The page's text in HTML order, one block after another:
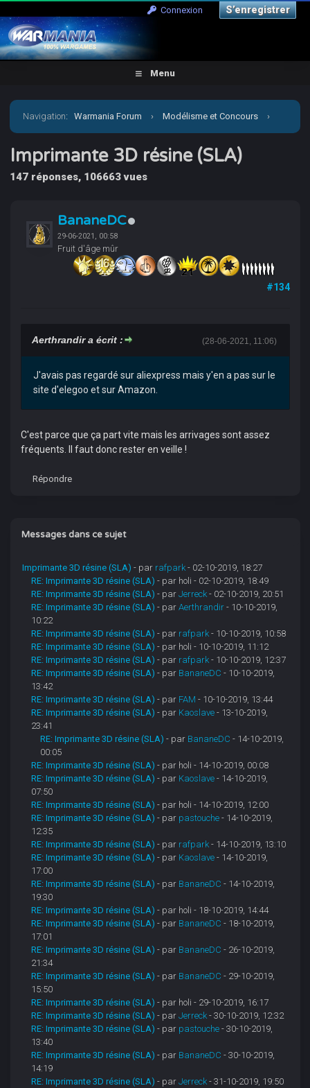
Connexion S’enregistrer
Menu
Navigation:Warmania Forum › Modélisme et Concours ›
Aide, Tutos, Impression 3D Imprimante 3D résine (SLA)
Imprimante 3D résine (SLA)
147 réponses, 106663 vues
BananeDC
29-06-2021, 00:58
Fruit d'âge mûr
#134
(28-06-2021, 11:06)
Aerthrandir a écrit :
J'avais pas regardé sur aliexpress mais y'en a pas sur le
site d'elegoo et sur Amazon.
C'est parce que ça part vite mais les arrivages sont assez
fréquents. Il faut donc rester en veille !
Répondre
Messages dans ce sujet
Imprimante 3D résine (SLA) - par rafpark - 02-10-2019, 18:27
RE: Imprimante 3D résine (SLA) - par holi - 02-10-2019, 18:49
RE: Imprimante 3D résine (SLA) - parJerreck - 02-10-2019, 20:51
RE: Imprimante 3D résine (SLA) - parAerthrandir - 10-10-2019,
10:22
RE: Imprimante 3D résine (SLA) - par rafpark - 10-10-2019, 10:58
RE: Imprimante 3D résine (SLA) - par holi - 10-10-2019, 11:12
RE: Imprimante 3D résine (SLA) - par rafpark - 10-10-2019, 12:37
RE: Imprimante 3D résine (SLA) - par BananeDC - 10-10-2019,
13:42
RE: Imprimante 3D résine (SLA) - par FAM - 10-10-2019, 13:44
RE: Imprimante 3D résine (SLA) - par Kaoslave - 13-10-2019,
23:41
RE: Imprimante 3D résine (SLA) - par BananeDC - 14-10-2019,
00:05
RE: Imprimante 3D résine (SLA) - par holi - 14-10-2019, 00:08
RE: Imprimante 3D résine (SLA) - par Kaoslave - 14-10-2019,
07:50
RE: Imprimante 3D résine (SLA) - par holi - 14-10-2019, 12:00
RE: Imprimante 3D résine (SLA) - par pastouche - 14-10-2019,
12:35
RE: Imprimante 3D résine (SLA) - par rafpark - 14-10-2019, 13:10
RE: Imprimante 3D résine (SLA) - par Kaoslave - 14-10-2019,
17:00
RE: Imprimante 3D résine (SLA) - par BananeDC - 14-10-2019,
19:30
RE: Imprimante 3D résine (SLA) - par holi - 18-10-2019, 14:44
RE: Imprimante 3D résine (SLA) - par BananeDC - 18-10-2019,
17:01
RE: Imprimante 3D résine (SLA) - par BananeDC - 26-10-2019,
21:34
RE: Imprimante 3D résine (SLA) - par BananeDC - 29-10-2019,
15:50
RE: Imprimante 3D résine (SLA) - par holi - 29-10-2019, 16:17
RE: Imprimante 3D résine (SLA) - parJerreck - 30-10-2019, 12:32
RE: Imprimante 3D résine (SLA) - par pastouche - 30-10-2019,
13:40
RE: Imprimante 3D résine (SLA) - par BananeDC - 30-10-2019,
14:19
RE: Imprimante 3D résine (SLA) - parJerreck - 31-10-2019, 19:50